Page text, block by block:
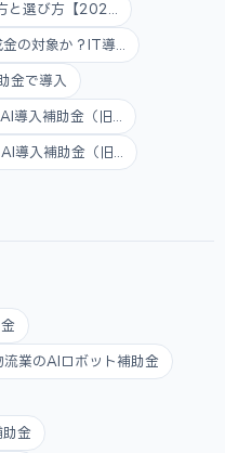
と選び方【202...
の対象か？IT導...
金で導入
導入補助金（旧...
導入補助金（旧...
流業のAIロボット補助金
金